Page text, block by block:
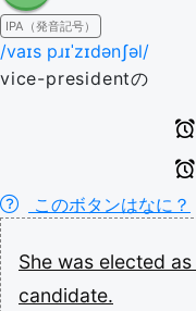
IPA（発音記号）
/vaɪs pɹɪˈzɪdənʃəl/
vice-presidentの
このボタンはなに？
She was elected as
candidate.